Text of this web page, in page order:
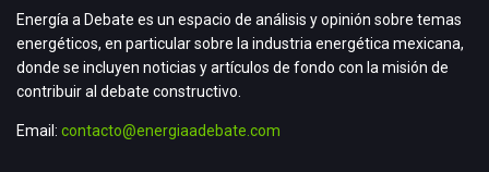
Energía a Debate es un espacio de análisis y opinión sobre temas
energéticos, en particular sobre la industria energética mexicana,
donde se incluyen noticias y artículos de fondo con la misión de
contribuir al debate constructivo.
Email: contacto@energiaadebate.com